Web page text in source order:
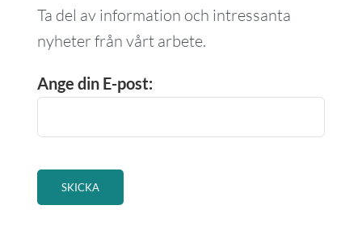
Ta del av information och intressanta
nyheter från vårt arbete.
Ange din E-post: